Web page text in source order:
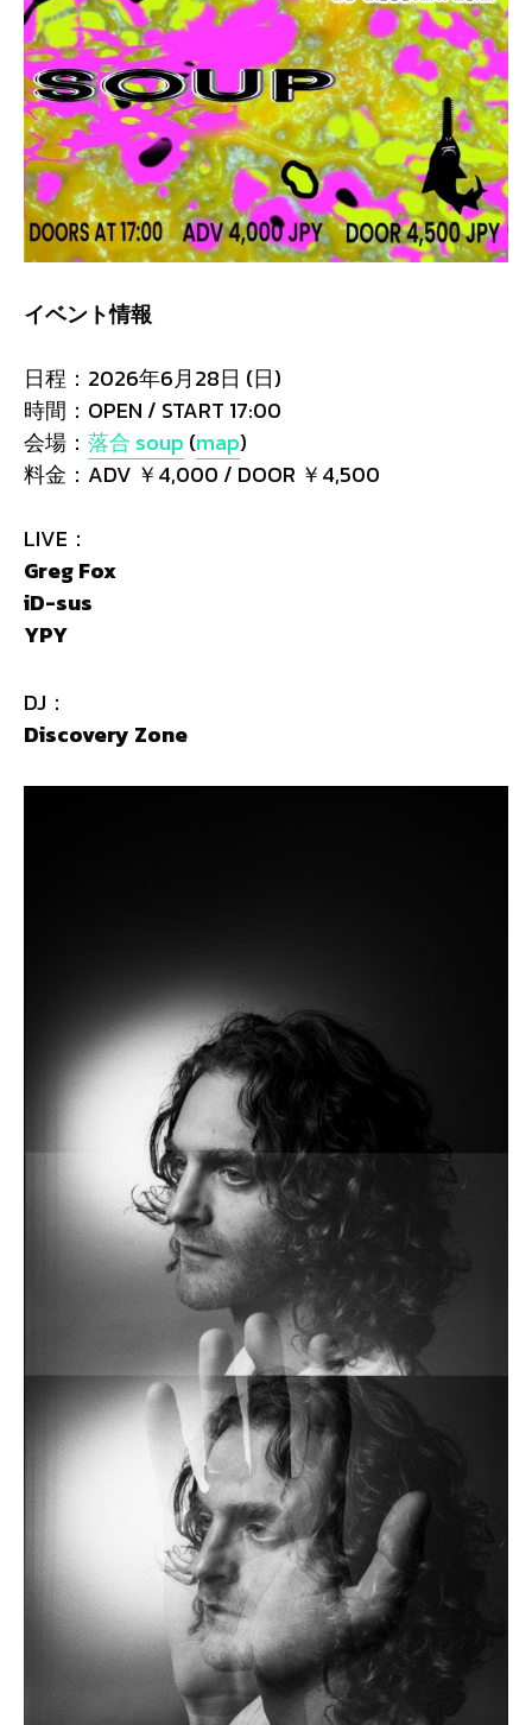
イベント情報
日程：2026年6月28日 (日)
時間：OPEN / START 17:00
会場： 落合 soup (map)
料金：ADV ￥4,000 / DOOR ￥4,500
LIVE：
Greg Fox
iD-sus
YPY
DJ：
Discovery Zone